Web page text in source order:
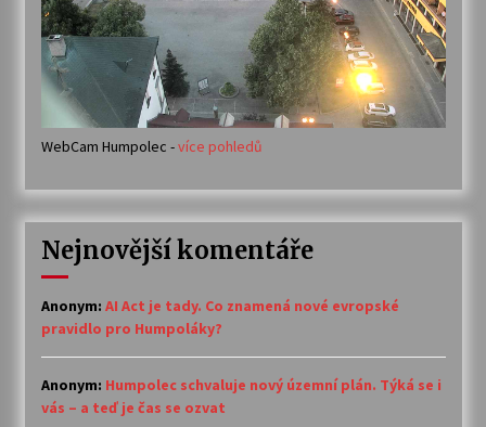
WebCam Humpolec -více pohledů
Nejnovější komentáře
Anonym: AI Act je tady. Co znamená nové evropské
pravidlo pro Humpoláky?
Anonym: Humpolec schvaluje nový územní plán. Týká se i
vás – a teď je čas se ozvat